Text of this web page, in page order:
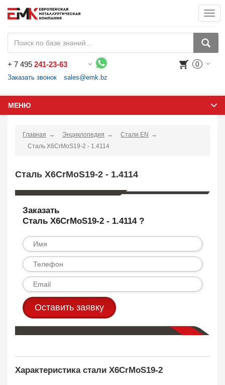
+ 7 495 241-23-63
Заказать звонок sales@emk.bz
0
МЕНЮ
Главная Энциклопедия
Стали EN
Сталь X6CrMoS19-2 - 1.4114
Сталь X6CrMoS19-2 - 1.4114
Заказать
Сталь X6CrMoS19-2 - 1.4114 ?
Оставить заявку
Характеристика стали X6CrMoS19-2